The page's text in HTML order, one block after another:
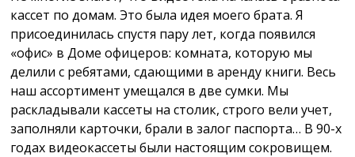
кассет по домам. Это была идея моего брата. Я
присоединилась спустя пару лет, когда появился
«офис» в Доме офицеров: комната, которую мы
делили с ребятами, cдающими в аренду книги. Весь
наш ассортимент умещался в две сумки. Мы
раскладывали кассеты на столик, строго вели учет,
заполняли карточки, брали в залог паспорта… В 90-х
годах видеокассеты были настоящим сокровищем.